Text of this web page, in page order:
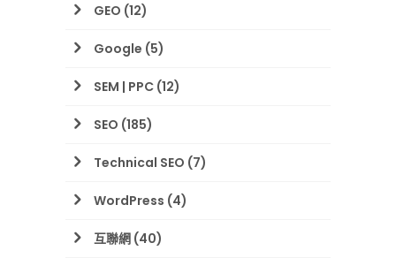
GEO (12)
Google (5)
SEM | PPC (12)
SEO (185)
Technical SEO (7)
WordPress (4)
互聯網 (40)